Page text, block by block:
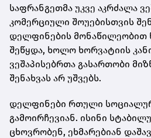
საფრანგეთმა უკვე აკრძალა
კომერციული შოუებისთვის
დელფინების მონაწილეობით
შეწყდა, ხოლო ხორვატიის
ვეშაპისებრთა გასართობი
შენახვას არ უშვებს.
დელფინები რთული
გამოირჩევიან. ისინი
ცხოვრობენ, ეხმარებიან